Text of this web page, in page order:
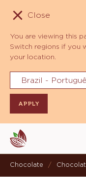
Close
You are viewing this
Switch regions if you
your location.
Skip
to
main
content
Chocolate /